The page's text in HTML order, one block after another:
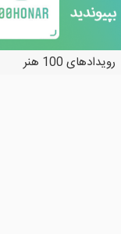
رویدادهای 100 هنر